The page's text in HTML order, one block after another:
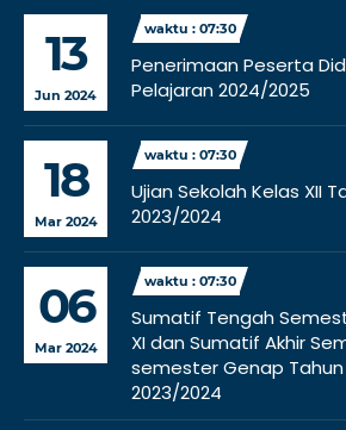
13
Jun 2024
waktu : 07:30
Penerimaan Peserta
Pelajaran 2024/2025
18
Mar 2024
waktu : 07:30
Ujian Sekolah Kelas XII
2023/2024
06
Mar 2024
waktu : 07:30
Sumatif Tengah
XI dan Sumatif Akhir
semester Genap
2023/2024